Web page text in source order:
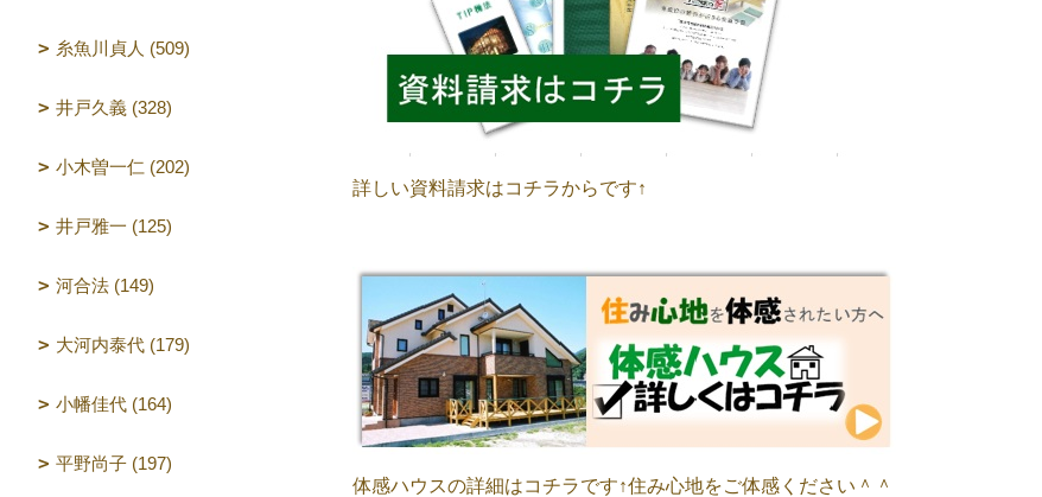
詳しい資料請求はコチラからです↑
体感ハウスの詳細はコチラです↑住み心地をご体感ください＾＾
糸魚川貞人 (509)
井戸久義 (328)
小木曽一仁 (202)
井戸雅一 (125)
河合法 (149)
大河内泰代 (179)
小幡佳代 (164)
平野尚子 (197)